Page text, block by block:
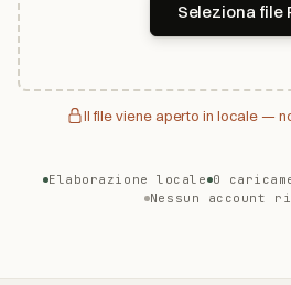
Seleziona file
Il file viene aperto in locale —
Elaborazione locale 0
Nessun account